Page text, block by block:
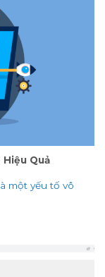
Quả
một yếu tố vô